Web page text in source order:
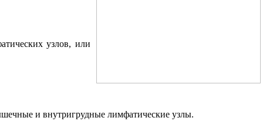
узлов, или
и внутригрудные лимфатические узлы.